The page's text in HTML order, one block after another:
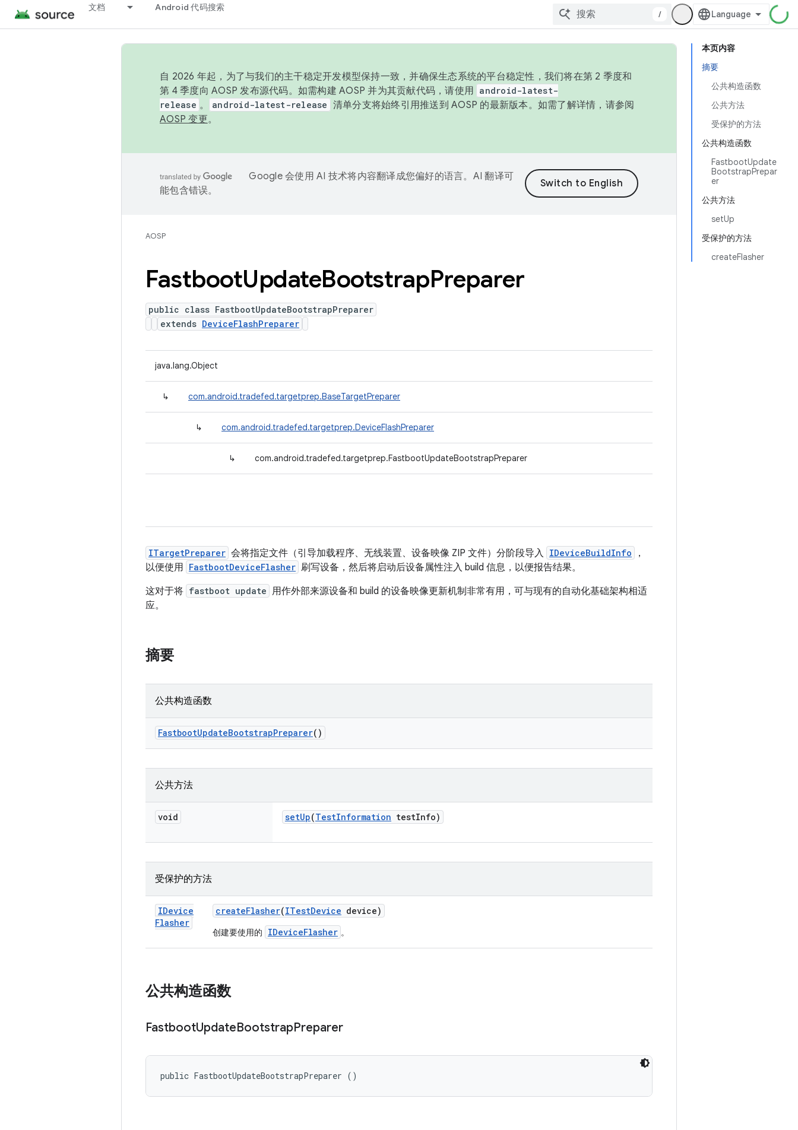
文档 Android 代码搜索
/
本页内容
摘要
公共构造函数
公共方法
受保护的方法
公共构造函数
FastbootUpdate
BootstrapPrepar
er
公共方法
setUp
受保护的方法
createFlasher
自 2026 年起，为了与我们的主干稳定开发模型保持一致，并确保生态系统的平台稳定性，我们将在第 2 季度和
第 4 季度向 AOSP 发布源代码。如需构建 AOSP 并为其贡献代码，请使用 android-latest-
release 。 android-latest-release 清单分支将始终引用推送到 AOSP 的最新版本。如需了解详情，请参阅
AOSP 变更。
Google 会使用 AI 技术将内容翻译成您偏好的语言。AI 翻译可
能包含错误。
AOSP
FastbootUpdateBootstrapPreparer
public class FastbootUpdateBootstrapPreparer
extends DeviceFlashPreparer
java.lang.Object
↳ com.android.tradefed.targetprep.BaseTargetPreparer
↳ com.android.tradefed.targetprep.DeviceFlashPreparer
↳ com.android.tradefed.targetprep.FastbootUpdateBootstrapPreparer
ITargetPreparer 会将指定文件（引导加载程序、无线装置、设备映像 ZIP 文件）分阶段导入 IDeviceBuildInfo
，
以便使用 FastbootDeviceFlasher 刷写设备，然后将启动后设备属性注入 build 信息，以便报告结果。
这对于将 fastboot update 用作外部来源设备和 build 的设备映像更新机制非常有用，可与现有的自动化基础架构相适
应。
摘要
公共构造函数
FastbootUpdateBootstrapPreparer()
公共方法
void setUp(TestInformation testInfo)
受保护的方法
IDevice
Flasher
createFlasher(ITestDevice device)
创建要使用的 IDeviceFlasher 。
公共构造函数
FastbootUpdateBootstrapPreparer
public FastbootUpdateBootstrapPreparer ()